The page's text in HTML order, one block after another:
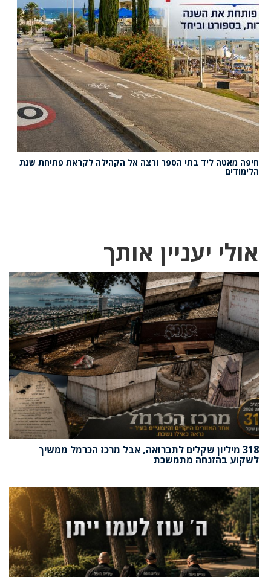
חיפה מאטה ליד בתי הספר ורצה אל הקהילה לקראת פתיחת שנת
הלימודים
אולי יעניין אותך
318 מיליון שקלים לתברואה, אבל מרכז הכרמל ממשיך
לשקוע בהזנחה מתמשכת